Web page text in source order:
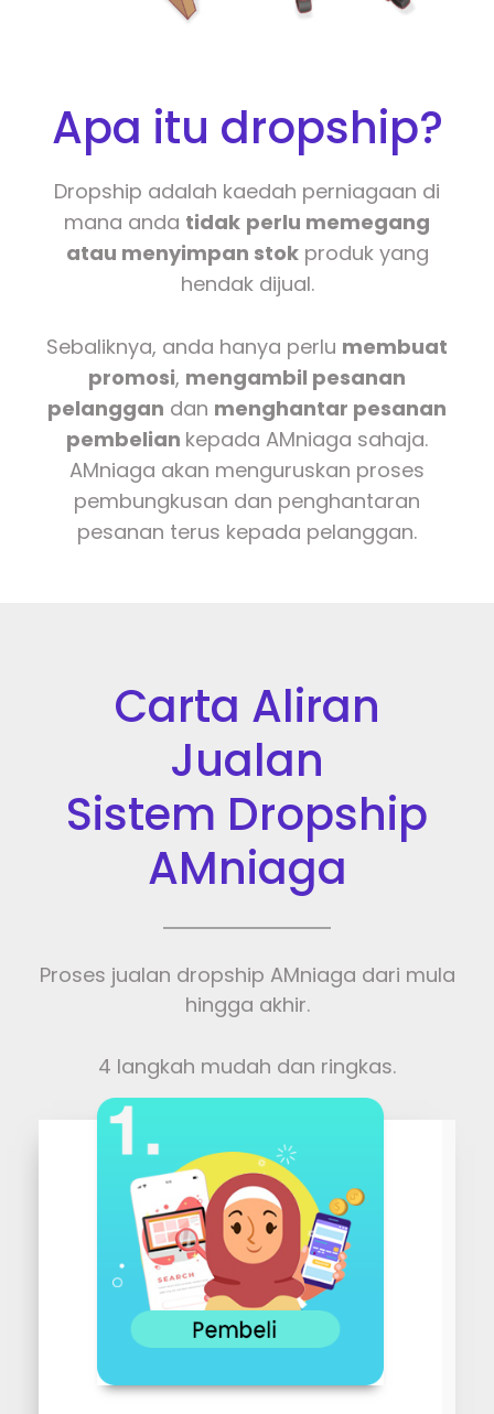
Apa itu dropship?
Dropship adalah kaedah perniagaan di
mana anda tidak perlu memegang
atau menyimpan stokproduk yang
hendak dijual.
Sebaliknya, anda hanya perlu membuat
promosi, mengambil pesanan
pelanggan dan menghantar pesanan
pembelian kepada AMniaga sahaja.
AMniaga akan menguruskan proses
pembungkusan dan penghantaran
pesanan terus kepada pelanggan.
Carta Aliran
Jualan
Sistem Dropship
AMniaga
Proses jualan dropship AMniaga dari mula
hingga akhir.
4 langkah mudah dan ringkas.